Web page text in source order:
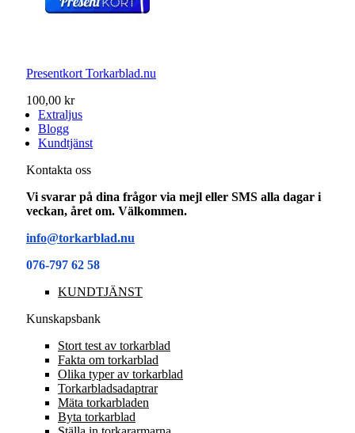
Presentkort Torkarblad.nu
100,00 kr
Extraljus
Blogg
Kundtjänst
Kontakta oss
Vi svarar på dina frågor via mejl eller SMS alla dagar i
veckan, året om. Välkommen.
info@torkarblad.nu
076-797 62 58
KUNDTJÄNST
Kunskapsbank
Stort test av torkarblad
Fakta om torkarblad
Olika typer av torkarblad
Torkarbladsadaptrar
Mäta torkarbladen
Byta torkarblad